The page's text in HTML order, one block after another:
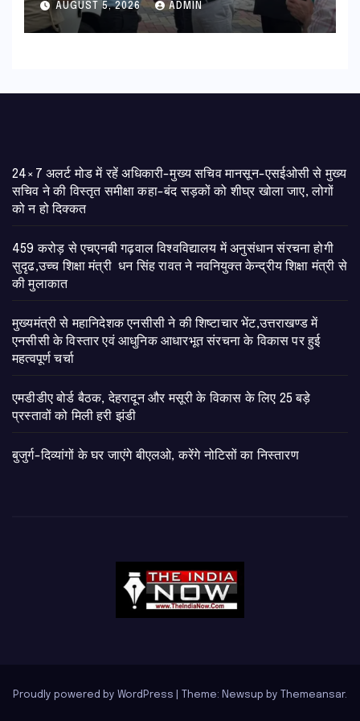
AUGUST 5, 2026 ADMIN
24×7 अलर्ट मोड में रहें अधिकारी-मुख्य सचिव मानसून-एसईओसी से मुख्य
सचिव ने की विस्तृत समीक्षा कहा-बंद सड़कों को शीघ्र खोला जाए, लोगों
को न हो दिक्कत
459 करोड़ से एचएनबी गढ़वाल विश्वविद्यालय में अनुसंधान संरचना होगी
सुदृढ,उच्च शिक्षा मंत्री धन सिंह रावत ने नवनियुक्त केन्द्रीय शिक्षा मंत्री से
की मुलाकात
मुख्यमंत्री से महानिदेशक एनसीसी ने की शिष्टाचार भेंट,उत्तराखण्ड में
एनसीसी के विस्तार एवं आधुनिक आधारभूत संरचना के विकास पर हुई
महत्वपूर्ण चर्चा
एमडीडीए बोर्ड बैठक, देहरादून और मसूरी के विकास के लिए 25 बड़े
प्रस्तावों को मिली हरी झंडी
बुजुर्ग-दिव्यांगों के घर जाएंगे बीएलओ, करेंगे नोटिसों का निस्तारण
Proudly powered by WordPress Theme: Newsup by Themeansar.